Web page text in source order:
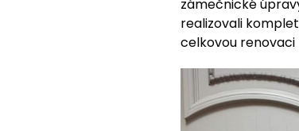
zámečnické
realizovali
celkovou